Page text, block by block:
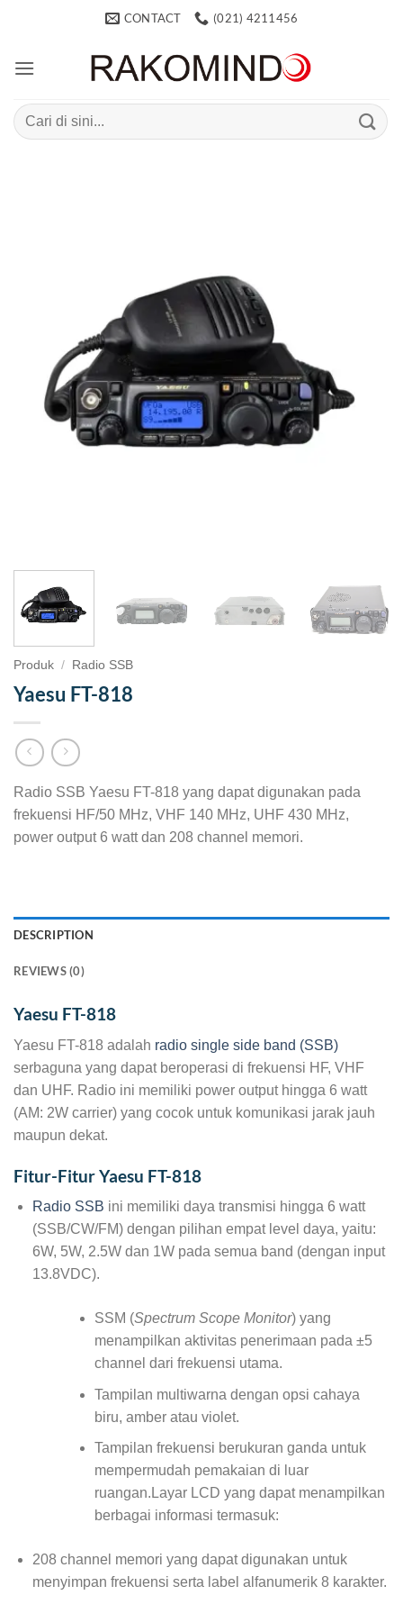
CONTACT (021) 4211456
Search
for:
Produk / Radio SSB
Yaesu FT-818
Radio SSB Yaesu FT-818 yang dapat digunakan pada
frekuensi HF/50 MHz, VHF 140 MHz, UHF 430 MHz,
power output 6 watt dan 208 channel memori.
DESCRIPTION
REVIEWS (0)
Yaesu FT-818
Yaesu FT-818 adalah radio single side band (SSB)
serbaguna yang dapat beroperasi di frekuensi HF, VHF
dan UHF. Radio ini memiliki power output hingga 6 watt
(AM: 2W carrier) yang cocok untuk komunikasi jarak jauh
maupun dekat.
Fitur-Fitur Yaesu FT-818
Radio SSB ini memiliki daya transmisi hingga 6 watt
(SSB/CW/FM) dengan pilihan empat level daya, yaitu:
6W, 5W, 2.5W dan 1W pada semua band (dengan input
13.8VDC).
SSM (Spectrum Scope Monitor) yang
menampilkan aktivitas penerimaan pada ±5
channel dari frekuensi utama.
Tampilan multiwarna dengan opsi cahaya
biru, amber atau violet.
Tampilan frekuensi berukuran ganda untuk
mempermudah pemakaian di luar
ruangan.Layar LCD yang dapat menampilkan
berbagai informasi termasuk:
208 channel memori yang dapat digunakan untuk
menyimpan frekuensi serta label alfanumerik 8 karakter.